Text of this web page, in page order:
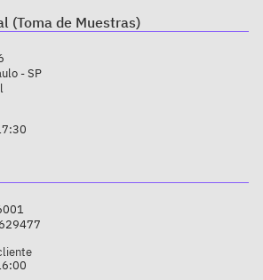
(Toma de Muestras)
- SP